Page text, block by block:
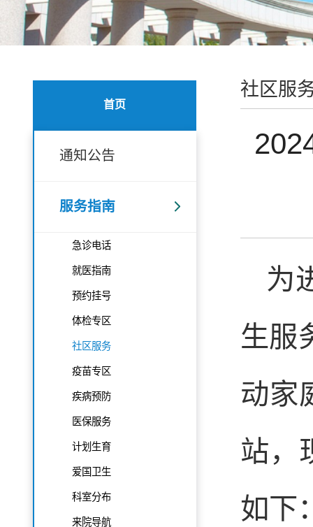
首页
通知公告
服务指南
急诊电话
就医指南
预约挂号
体检专区
社区服务
疫苗专区
疾病预防
医保服务
计划生育
爱国卫生
科室分布
来院导航
社区服
为
生服
动家
站，
如下